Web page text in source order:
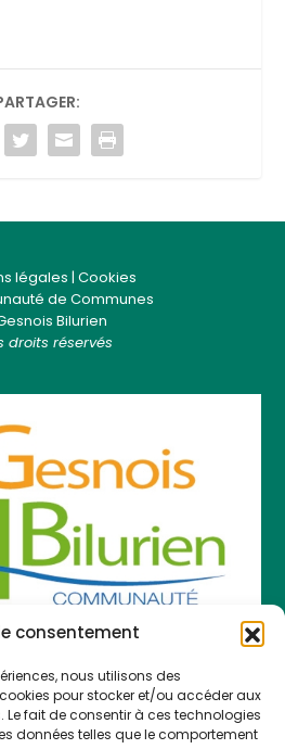
consentement
nous utilisons des
pour stocker et/ou accéder aux
fait de consentir à ces technologies
données telles que le comportement
légales | Cookies
de Communes
Bilurien
droits réservés
LE GESNOIS